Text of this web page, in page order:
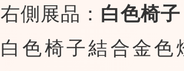
右側展品： 白色椅
白色椅子結合金